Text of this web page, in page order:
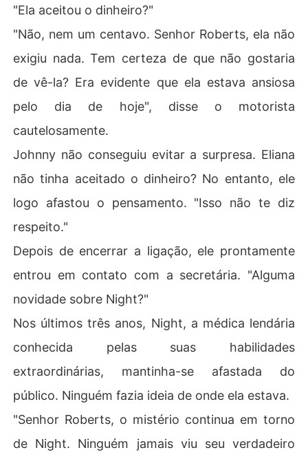
"Ela aceitou o dinheiro?"
"Não, nem um centavo. Senhor Roberts, ela não
exigiu nada. Tem certeza de que não gostaria
de vê-la? Era evidente que ela estava ansiosa
pelo dia de hoje", disse o motorista
cautelosamente.
Johnny não conseguiu evitar a surpresa. Eliana
não tinha aceitado o dinheiro? No entanto, ele
logo afastou o pensamento. "Isso não te diz
respeito."
Depois de encerrar a ligação, ele prontamente
entrou em contato com a secretária. "Alguma
novidade sobre Night?"
Nos últimos três anos, Night, a médica lendária
conhecida pelas suas habilidades
extraordinárias, mantinha-se afastada do
público. Ninguém fazia ideia de onde ela estava.
"Senhor Roberts, o mistério continua em torno
de Night. Ninguém jamais viu seu verdadeiro